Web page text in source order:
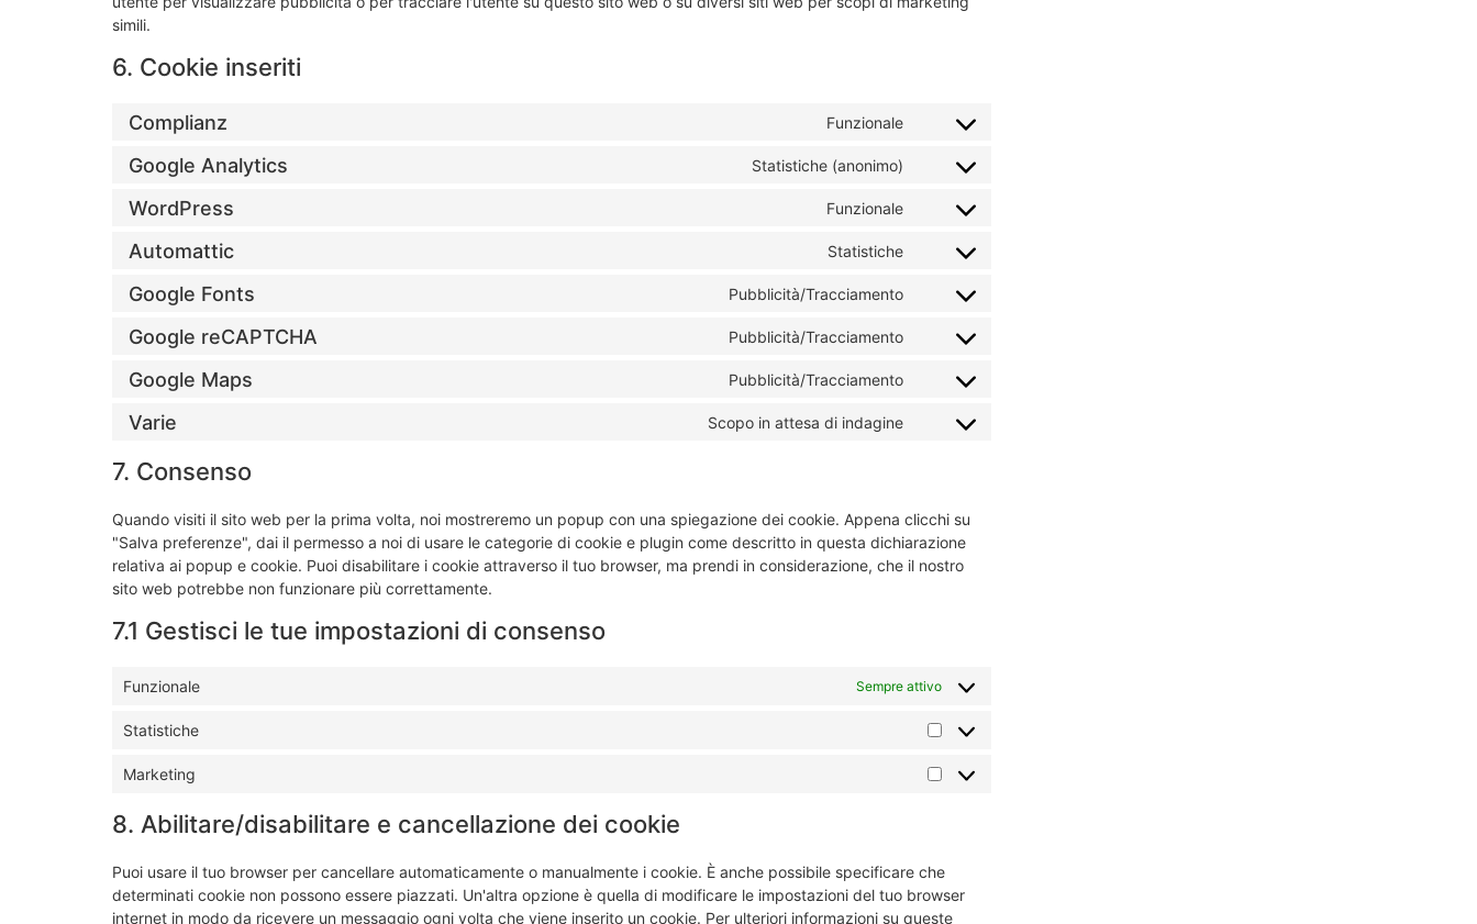
simili.
6. Cookie inseriti
Complianz Funzionale
Google Analytics Statistiche (anonimo)
WordPress Funzionale
Automattic Statistiche
Google Fonts Pubblicità/Tracciamento
Google reCAPTCHA Pubblicità/Tracciamento
Google Maps Pubblicità/Tracciamento
Varie Scopo in attesa di indagine
7. Consenso
Quando visiti il sito web per la prima volta, noi mostreremo un popup con una spiegazione dei cookie. Appena clicchi su
"Salva preferenze", dai il permesso a noi di usare le categorie di cookie e plugin come descritto in questa dichiarazione
relativa ai popup e cookie. Puoi disabilitare i cookie attraverso il tuo browser, ma prendi in considerazione, che il nostro
sito web potrebbe non funzionare più correttamente.
7.1 Gestisci le tue impostazioni di consenso
Funzionale Sempre attivo
Statistiche
Marketing
8. Abilitare/disabilitare e cancellazione dei cookie
Puoi usare il tuo browser per cancellare automaticamente o manualmente i cookie. È anche possibile specificare che
determinati cookie non possono essere piazzati. Un'altra opzione è quella di modificare le impostazioni del tuo browser
internet in modo da ricevere un messaggio ogni volta che viene inserito un cookie. Per ulteriori informazioni su queste